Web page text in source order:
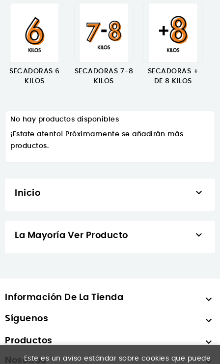
SECADORAS 6
KILOS
SECADORAS 7-8
KILOS
SECADORAS +
DE 8 KILOS
No hay productos disponibles
¡Estate atento! Próximamente se añadirán más
productos.
Inicio 
La Mayoría Ver Producto 
Información De La Tienda 
Síguenos 
Productos 
Nosotros
Este es un aviso estándar sobre cookies que puede